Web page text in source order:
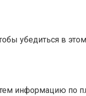
убедиться в
информацию по